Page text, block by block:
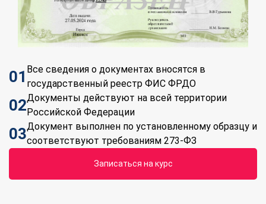
01 Все сведения о документах вносятся в
государственный реестр ФИС ФРДО
02Документы действуют на всей территории
Российской Федерации
03Документ выполнен по установленному образцу и
соответствуют требованиям 273-ФЗ
Записаться на курс